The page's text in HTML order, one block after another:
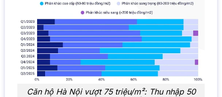
Căn hộ Hà Nội vượt 75 triệu/m²: Thu nhập 50